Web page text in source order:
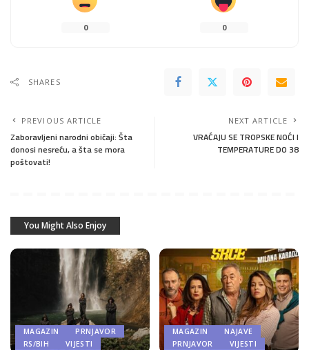
0 0
SHARES
PREVIOUS ARTICLE
Zaboravljeni narodni običaji: Šta
donosi nesreću, a šta se mora
poštovati!
NEXT ARTICLE
VRAĆAJU SE TROPSKE NOĆI I
TEMPERATURE DO 38
You Might Also Enjoy
MAGAZIN
PRNJAVOR
RS/BIH
VIJESTI
MAGAZIN
NAJAVE
PRNJAVOR
VIJESTI